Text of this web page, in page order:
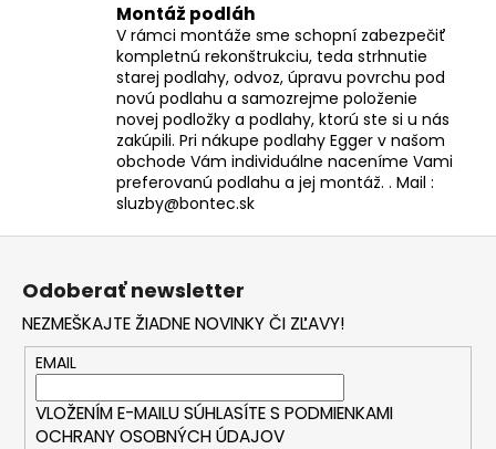
Montáž podláh
V rámci montáže sme schopní zabezpečiť
kompletnú rekonštrukciu, teda strhnutie
starej podlahy, odvoz, úpravu povrchu pod
novú podlahu a samozrejme položenie
novej podložky a podlahy, ktorú ste si u nás
zakúpili. Pri nákupe podlahy Egger v našom
obchode Vám individuálne naceníme Vami
preferovanú podlahu a jej montáž. . Mail :
sluzby@bontec.sk
Z
Odoberať newsletter
NEZMEŠKAJTE ŽIADNE NOVINKY ČI ZĽAVY!
EMAIL
VLOŽENÍM E-MAILU SÚHLASÍTE S PODMIENKAMI
OCHRANY OSOBNÝCH ÚDAJOV